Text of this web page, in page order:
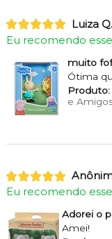
Luiza Q.
Eu recomendo
muito
Ótima
Produto:
e
Eu recomendo
Adorei o
Amei!